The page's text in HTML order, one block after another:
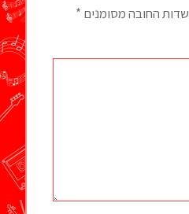
שדות החובה מסומנים *